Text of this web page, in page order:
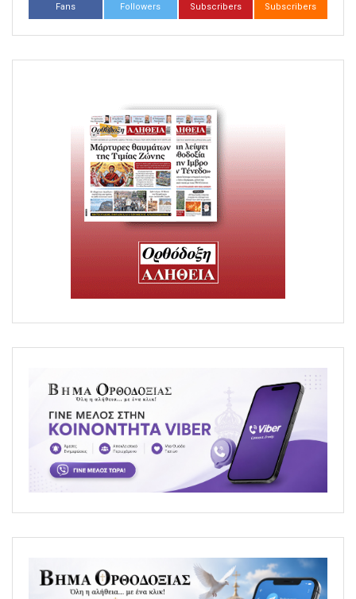
Fans Followers Subscribers Subscribers